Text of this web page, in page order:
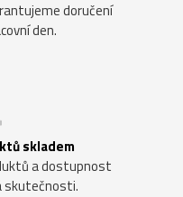
doručení
den.
skladem
a dostupnost
skutečnosti.